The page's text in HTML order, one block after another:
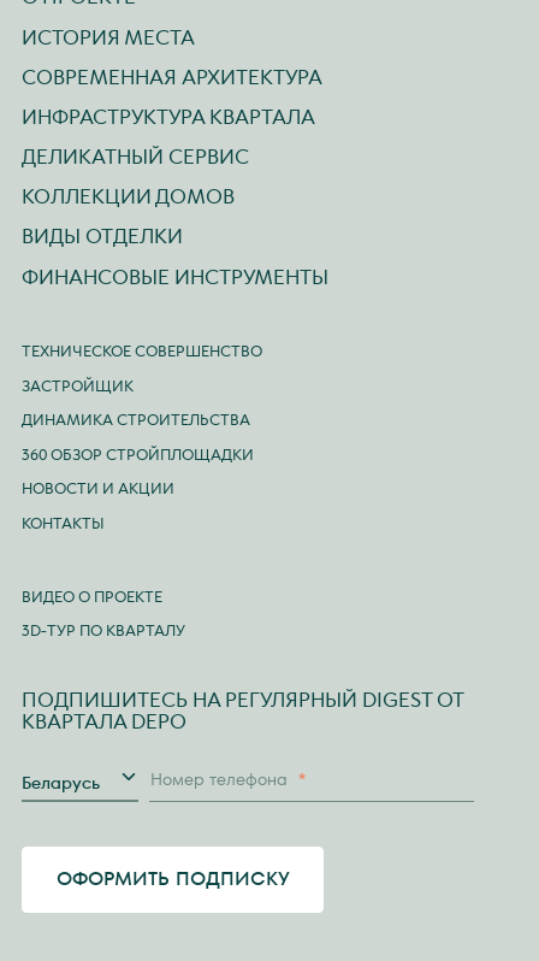
ИСТОРИЯ МЕСТА
СОВРЕМЕННАЯ АРХИТЕКТУРА
ИНФРАСТРУКТУРА КВАРТАЛА
ДЕЛИКАТНЫЙ СЕРВИС
КОЛЛЕКЦИИ ДОМОВ
ВИДЫ ОТДЕЛКИ
ФИНАНСОВЫЕ ИНСТРУМЕНТЫ
ТЕХНИЧЕСКОЕ СОВЕРШЕНСТВО
ЗАСТРОЙЩИК
ДИНАМИКА СТРОИТЕЛЬСТВА
360 ОБЗОР СТРОЙПЛОЩАДКИ
НОВОСТИ И АКЦИИ
КОНТАКТЫ
ВИДЕО О ПРОЕКТЕ
3D-ТУР ПО КВАРТАЛУ
ПОДПИШИТЕСЬ НА РЕГУЛЯРНЫЙ DIGEST ОТ
КВАРТАЛА DEPO
Беларусь Номер телефона *
ОФОРМИТЬ ПОДПИСКУ